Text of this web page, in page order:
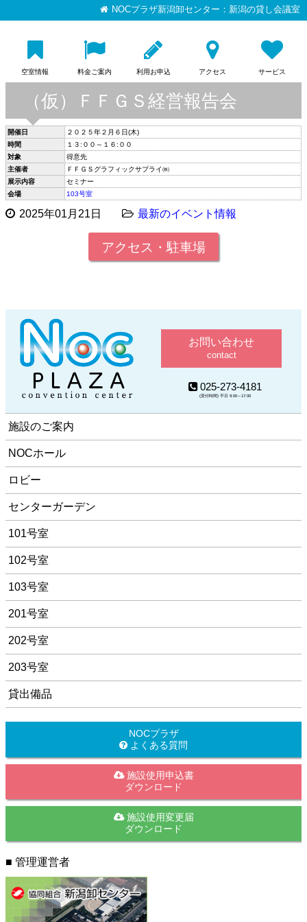
NOCプラザ新潟卸センター：新潟の貸し会議室
空室情報 料金ご案内 利用お申込 アクセス サービス
（仮）ＦＦＧＳ経営報告会
開催日
２０２５年２月６日(木)
時間
１３:００～１６:００
対象
得意先
主催者
ＦＦＧＳグラフィックサプライ㈱
展示内容
セミナー
会場
103号室
2025年01月21日 最新のイベント情報
アクセス・駐車場
お問い合わせ
contact
025-273-4181
(受付時間) 平日 9:00～17:00
施設のご案内
NOCホール
ロビー
センターガーデン
101号室
102号室
103号室
201号室
202号室
203号室
貸出備品
NOCプラザ
よくある質問
施設使用申込書
ダウンロード
施設使用変更届
ダウンロード
■ 管理運営者